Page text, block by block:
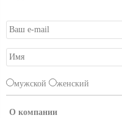
мужской женский
О компании